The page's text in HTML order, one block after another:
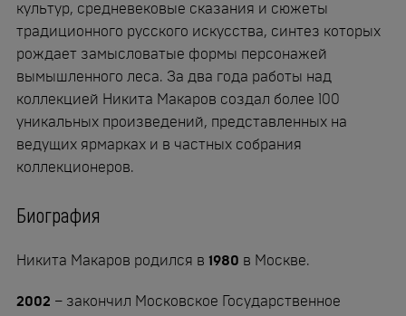
культур, средневековые сказания и сюжеты
традиционного русского искусства, синтез которых
рождает замысловатые формы персонажей
вымышленного леса. За два года работы над
коллекцией Никита Макаров создал более 100
уникальных произведений, представленных на
ведущих ярмарках и в частных собрания
коллекционеров.
Биография
Никита Макаров родился в 1980 в Москве.
2002 – закончил Московское Государственное